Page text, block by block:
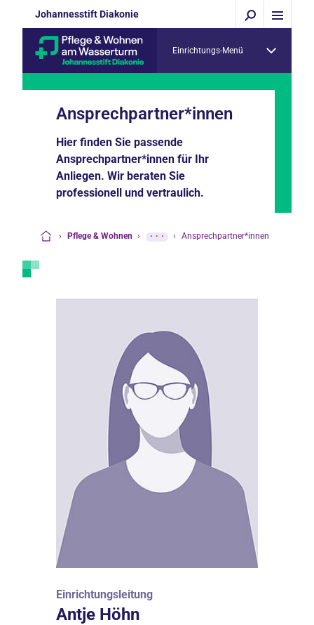
Johannesstift Diakonie
Einrichtungs-Menü
Ansprechpartner*innen
Hier finden Sie passende
Ansprechpartner*innen für Ihr
Anliegen. Wir beraten Sie
professionell und vertraulich.
› Pflege & Wohnen › ··· › Ansprechpartner*innen
Einrichtungsleitung
Antje Höhn